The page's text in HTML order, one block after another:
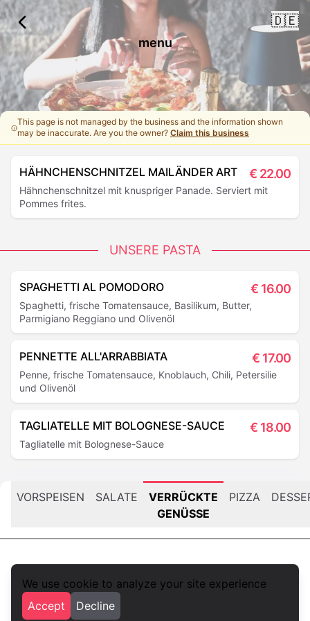
We use cookie to analyze your site experience
Accept
Decline
🇩🇪
menu
This page is not managed by the business and the information shown
may be inaccurate. Are you the owner?Claim this business
HÄHNCHENSCHNITZEL MAILÄNDER ART € 22.00
Hähnchenschnitzel mit knuspriger Panade. Serviert mit
Pommes frites.
UNSERE PASTA
SPAGHETTI AL POMODORO € 16.00
Spaghetti, frische Tomatensauce, Basilikum, Butter,
Parmigiano Reggiano und Olivenöl
PENNETTE ALL'ARRABBIATA € 17.00
Penne, frische Tomatensauce, Knoblauch, Chili, Petersilie
und Olivenöl
TAGLIATELLE MIT BOLOGNESE-SAUCE € 18.00
Tagliatelle mit Bolognese-Sauce
VORSPEISEN SALATE
VERRÜCKTE
GENÜSSE
PIZZA